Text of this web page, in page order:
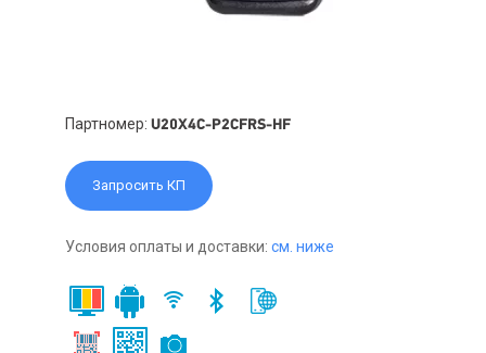
Партномер: U20X4C-P2CFRS-HF
Запросить КП
Условия оплаты и доставки: см. ниже